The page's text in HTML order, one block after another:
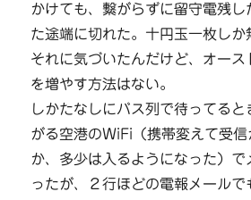
かけても、繋がらずに留守電残し
た途端に切れた。十円玉一枚しか
それに気づいたんだけど、オース
を増やす方法はない。
しかたなしにバス列で待ってると
がる空港のWiFi（携帯変えて受信
か、多少は入るようになった）で
ったが、２行ほどの電報メールで